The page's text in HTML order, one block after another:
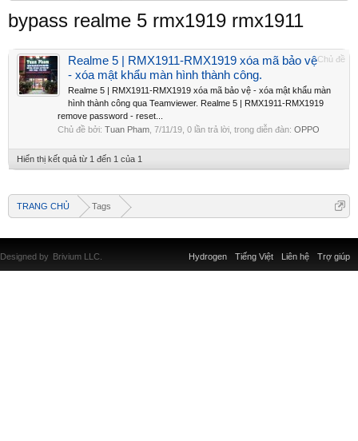
bypass realme 5 rmx1919 rmx1911
Chủ đề
Realme 5 | RMX1911-RMX1919 xóa mã bảo vệ
- xóa mật khẩu màn hình thành công.
Realme 5 | RMX1911-RMX1919 xóa mã bảo vệ - xóa mật khẩu màn
hình thành công qua Teamviewer. Realme 5 | RMX1911-RMX1919
remove password - reset...
Chủ đề bởi: Tuan Pham 7/11/19 , 0 lần trả lời, trong diễn đàn: OPPO
Hiển thị kết quả từ 1 đến 1 của 1
TRANG CHỦ Tags
Liên hệ Trợ giúp
Hydrogen Tiếng Việt
Designed by Brivium LLC.